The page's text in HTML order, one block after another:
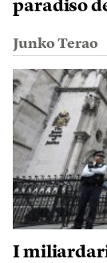
paradiso
Junko Terao
I